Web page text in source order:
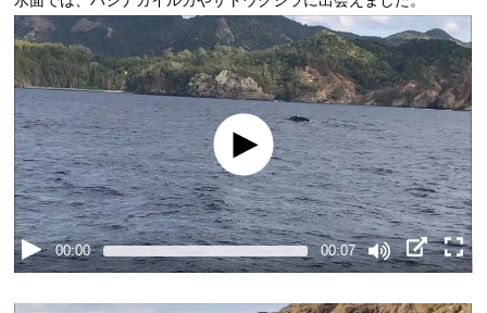
00:00 00:07